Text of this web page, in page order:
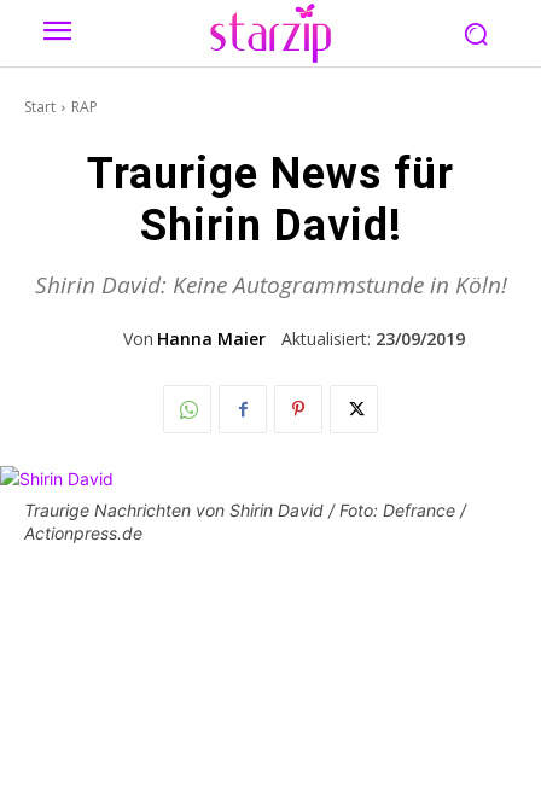
Start RAP
Traurige News für
Shirin David!
Shirin David: Keine Autogrammstunde in Köln!
Von Hanna Maier Aktualisiert: 23/09/2019
Traurige Nachrichten von Shirin David / Foto: Defrance /
Actionpress.de